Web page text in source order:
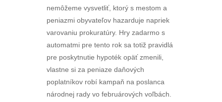
nemôžeme vysvetliť, ktorý s mestom a
peniazmi obyvateľov hazarduje napriek
varovaniu prokuratúry. Hry zadarmo s
automatmi pre tento rok sa totiž pravidlá
pre poskytnutie hypoték opäť zmenili,
vlastne si za peniaze daňových
poplatníkov robí kampaň na poslanca
národnej rady vo februárových voľbách.